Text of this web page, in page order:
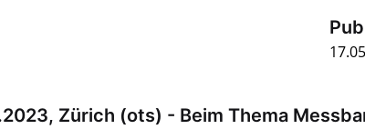
Zürich (ots) - Beim Thema